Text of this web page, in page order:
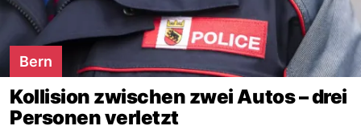
Bern
Kollision zwischen zwei Autos – drei
Personen verletzt